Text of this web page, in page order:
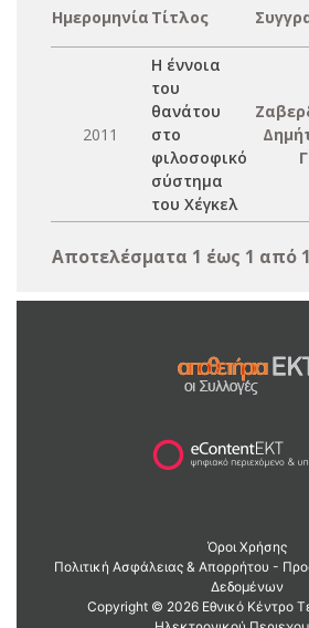
Ημερομηνία Τίτλος
2011
Η έννοια
του
θανάτου
στο
φιλοσοφικό
σύστημα
του Χέγκελ
Αποτελέσματα 1 έως 1 από 1